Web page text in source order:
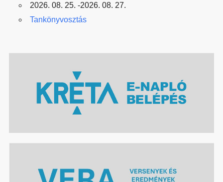
2026. 08. 25. -2026. 08. 27.
Tankönyvosztás